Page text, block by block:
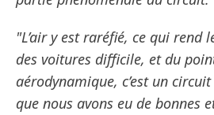
"L’air y est raréfié, ce qui rend
des voitures difficile, et du
aérodynamique, c’est un
que nous avons eu de bonnes